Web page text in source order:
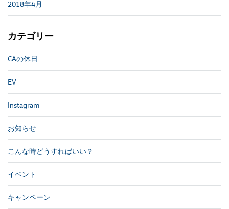
2018年4月
カテゴリー
CAの休日
EV
Instagram
お知らせ
こんな時どうすればいい？
イベント
キャンペーン